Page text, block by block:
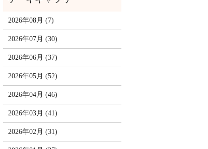
2026年08月 (7)
2026年07月 (30)
2026年06月 (37)
2026年05月 (52)
2026年04月 (46)
2026年03月 (41)
2026年02月 (31)